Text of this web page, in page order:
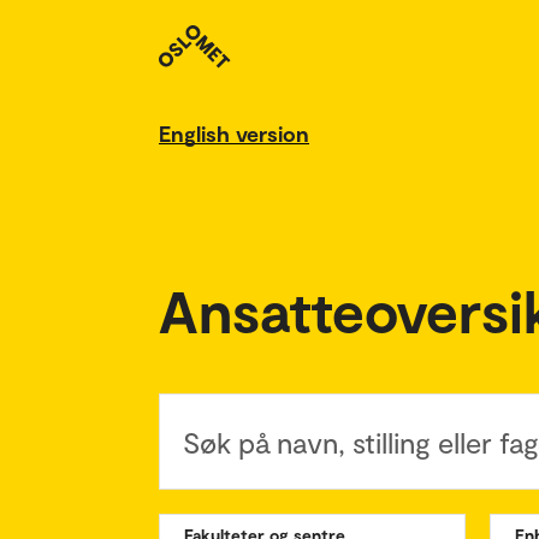
English version
Søk på navn, stilling eller
Fakulteter og sentre